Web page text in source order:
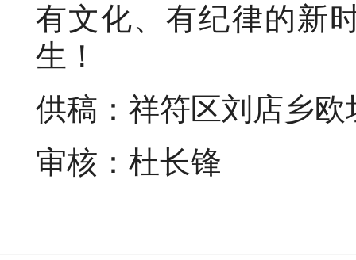
有文化、有纪律的新
生！
供稿：祥符区刘店乡欧
审核：杜长锋